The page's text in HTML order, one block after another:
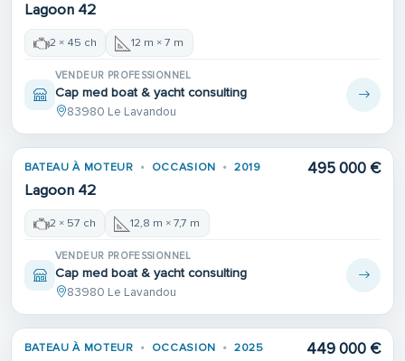
Lagoon 42
2 × 45 ch 12 m × 7 m
VENDEUR PROFESSIONNEL
Cap med boat & yacht consulting
83980 Le Lavandou
BATEAU À MOTEUR OCCASION 2019
Lagoon 42
495 000 €
2 × 57 ch 12,8 m × 7,7 m
VENDEUR PROFESSIONNEL
Cap med boat & yacht consulting
83980 Le Lavandou
BATEAU À MOTEUR OCCASION 2025 449 000 €